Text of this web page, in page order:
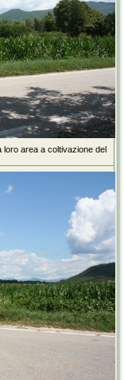
loro area a coltivazione del